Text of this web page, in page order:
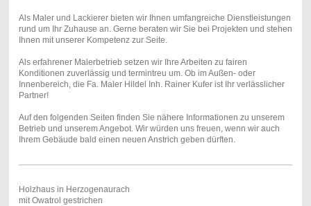
Als Maler und Lackierer bieten wir Ihnen umfangreiche Dienstleistungen
rund um Ihr Zuhause an. Gerne beraten wir Sie bei Projekten und stehen
Ihnen mit unserer Kompetenz zur Seite.
Als erfahrener Malerbetrieb setzen wir Ihre Arbeiten zu fairen
Konditionen zuverlässig und termintreu um. Ob im Außen- oder
Innenbereich, die Fa. Maler Hildel Inh. Rainer Kufer ist Ihr verlässlicher
Partner!
Auf den folgenden Seiten finden Sie nähere Informationen zu unserem
Betrieb und unserem Angebot. Wir würden uns freuen, wenn wir auch
Ihrem Gebäude bald einen neuen Anstrich geben dürften.
Holzhaus in Herzogenaurach
mit Owatrol gestrichen